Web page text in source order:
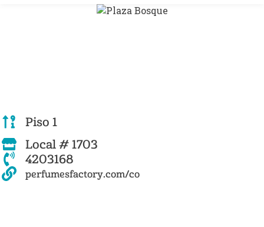
Piso 1
Local # 1703
4203168
perfumesfactory.com/co